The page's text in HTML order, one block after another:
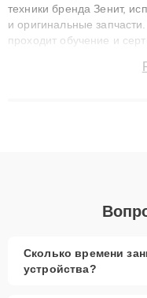
техники бренда Зенит,
и оригинальные
проходит обучение и
сохранением гарантии
Сколько времени
устройства?